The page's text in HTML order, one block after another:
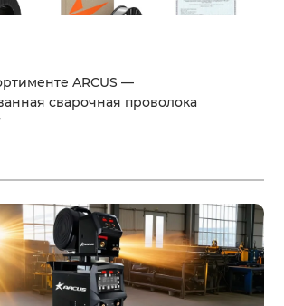
ARCUS —
сварочная проволока